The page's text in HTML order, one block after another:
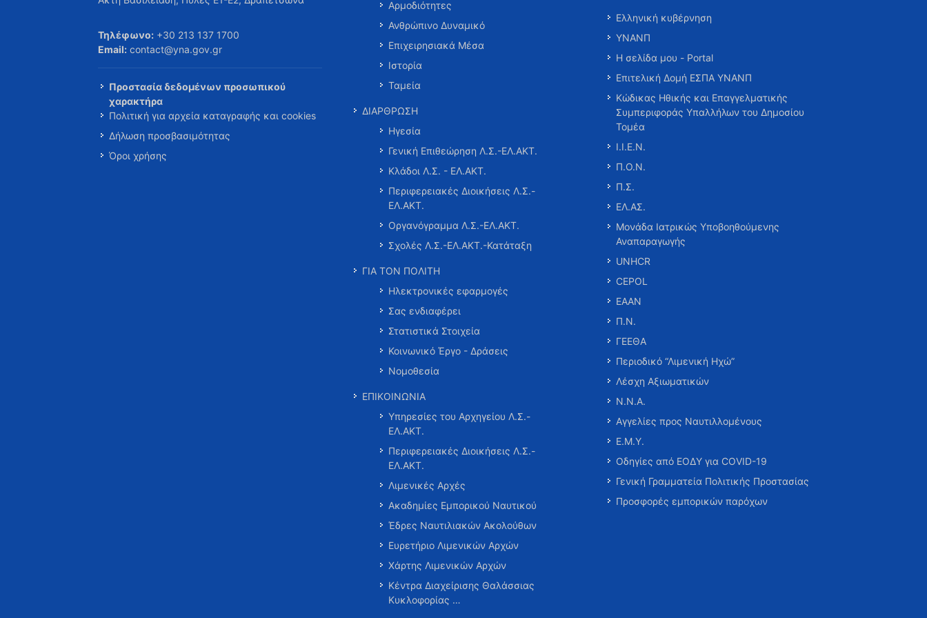
Τηλέφωνο: +30 213 137 1700
Email: contact@yna.gov.gr
Προστασία δεδομένων προσωπικού
χαρακτήρα
Πολιτική για αρχεία καταγραφής και cookies
Δήλωση προσβασιμότητας
Όροι χρήσης
Αρμοδιότητες
Ανθρώπινο Δυναμικό
Επιχειρησιακά Μέσα
Ιστορία
Ταμεία
ΔΙΑΡΘΡΩΣΗ
Ηγεσία
Γενική Επιθεώρηση Λ.Σ.-ΕΛ.ΑΚΤ.
Κλάδοι Λ.Σ. - ΕΛ.ΑΚΤ.
Περιφερειακές Διοικήσεις Λ.Σ.-
ΕΛ.ΑΚΤ.
Οργανόγραμμα Λ.Σ.-ΕΛ.ΑΚΤ.
Σχολές Λ.Σ.-ΕΛ.ΑΚΤ.-Κατάταξη
ΓΙΑ ΤΟΝ ΠΟΛΙΤΗ
Ηλεκτρονικές εφαρμογές
Σας ενδιαφέρει
Στατιστικά Στοιχεία
Κοινωνικό Έργο - Δράσεις
Νομοθεσία
ΕΠΙΚΟΙΝΩΝΙΑ
Υπηρεσίες του Αρχηγείου Λ.Σ.-
ΕΛ.ΑΚΤ.
Περιφερειακές Διοικήσεις Λ.Σ.-
ΕΛ.ΑΚΤ.
Λιμενικές Αρχές
Ακαδημίες Εμπορικού Ναυτικού
Έδρες Ναυτιλιακών Ακολούθων
Ευρετήριο Λιμενικών Αρχών
Χάρτης Λιμενικών Αρχών
Κέντρα Διαχείρισης Θαλάσσιας
Κυκλοφορίας …
Ελληνική κυβέρνηση
ΥΝΑΝΠ
Η σελίδα μου - Portal
Επιτελική Δομή ΕΣΠΑ ΥΝΑΝΠ
Κώδικας Ηθικής και Επαγγελματικής
Συμπεριφοράς Υπαλλήλων του Δημοσίου
Τομέα
Ι.Ι.Ε.Ν.
Π.Ο.Ν.
Π.Σ.
ΕΛ.ΑΣ.
Μονάδα Ιατρικώς Υποβοηθούμενης
Αναπαραγωγής
UNHCR
CEPOL
ΕΑΑΝ
Π.Ν.
ΓΕΕΘΑ
Περιοδικό “Λιμενική Ηχώ”
Λέσχη Αξιωματικών
Ν.Ν.Α.
Αγγελίες προς Ναυτιλλομένους
Ε.Μ.Υ.
Οδηγίες από ΕΟΔΥ για COVID-19
Γενική Γραμματεία Πολιτικής Προστασίας
Προσφορές εμπορικών παρόχων